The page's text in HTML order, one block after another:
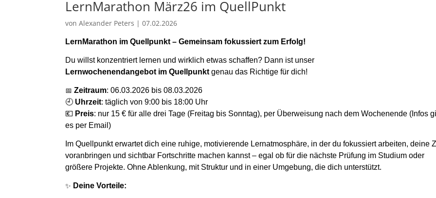
LernMarathon März26 im QuellPunkt
vonAlexander Peters |07.02.2026
LernMarathon im Quellpunkt – Gemeinsam fokussiert zum Erfolg!
Du willst konzentriert lernen und wirklich etwas schaffen? Dann ist unser
Lernwochenendangebot im Quellpunkt genau das Richtige für dich!
📅Zeitraum: 06.03.2026 bis 08.03.2026
🕘 Uhrzeit: täglich von 9:00 bis 18:00 Uhr
💶 Preis: nur 15 € für alle drei Tage (Freitag bis Sonntag), per Überweisung nach dem Wochenende (Infos
es per Email)
Im Quellpunkt erwartet dich eine ruhige, motivierende Lernatmosphäre, in der du fokussiert arbeiten, deine
voranbringen und sichtbar Fortschritte machen kannst – egal ob fürdie nächste Prüfung im Studium oder
größere Projekte. Ohne Ablenkung, mit Struktur und in einer Umgebung, die dich unterstützt.
✨ Deine Vorteile: